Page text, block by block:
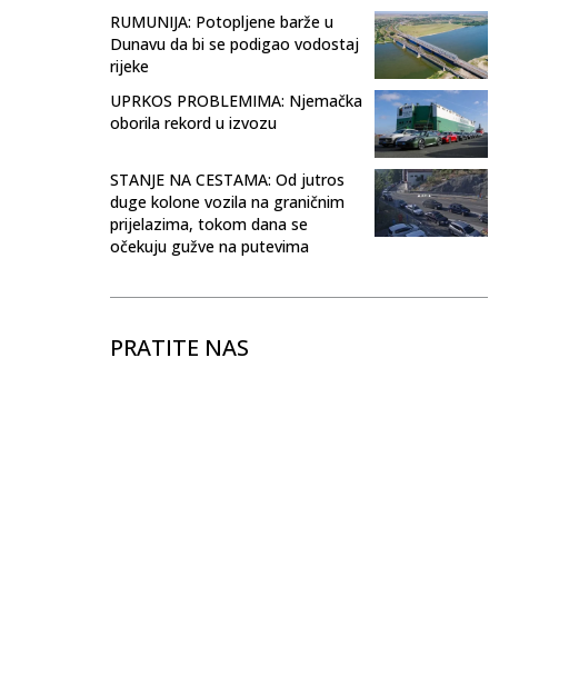
RUMUNIJA: Potopljene barže u
Dunavu da bi se podigao vodostaj
rijeke
UPRKOS PROBLEMIMA: Njemačka
oborila rekord u izvozu
STANJE NA CESTAMA: Od jutros
duge kolone vozila na graničnim
prijelazima, tokom dana se
očekuju gužve na putevima
PRATITE NAS